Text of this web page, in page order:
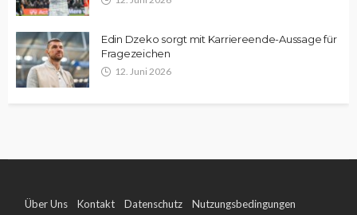
Edin Dzeko sorgt mit Karriereende-Aussage für
Fragezeichen
12. Juni 2026
Über Uns Kontakt Datenschutz Nutzungsbedingungen